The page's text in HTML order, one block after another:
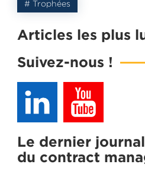
# Trophées
Articles les plus
Suivez-nous !
Le dernier journal
du contract